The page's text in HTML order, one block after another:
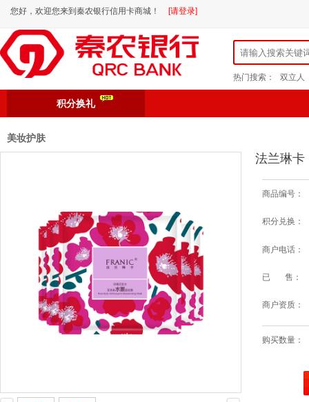
您好，欢迎您来到秦农银行信用卡商城！ [请登录]
热门搜索： 双立人
积分换礼
美妆护肤
法兰琳卡
商品编号：
积分兑换：
商户电话：
已 售：
商户资质：
购买数量：